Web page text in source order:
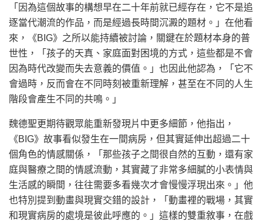
「因為這個故事的構想早在二十年前就已經存在，它不是追
逐當代潮流的作品，而是經過長時間沉澱的題材。」在他看
來，《BIG》之所以能持續被討論，關鍵在於題材本身的普
世性，「孩子的天真、家庭面對困境的方式，這些都是不會
因為時代改變而失去意義的價值。」也因此他認為，「它不
會過時，反而會在不同時刻被重新理解，甚至在不同的人生
階段會產生不同的共鳴。」
魏德聖更期待觀眾能重新發現片中更多細節，他指出，
《BIG》故事看似發生在一間病房，但其實延伸出超過二十
個角色的情感關係，「那些孩子之間很自然的互動，還有家
庭與醫療之間的情感流動，其實藏了非常多細膩的小表情與
生活感的瞬間，往往需要多看幾次才會慢慢浮現出來。」他
也特別提到動畫與現實交錯的設計，「動畫裡的戰場，其實
和現實病房的處境是彼此呼應的。」這樣的雙重敘事，在戲